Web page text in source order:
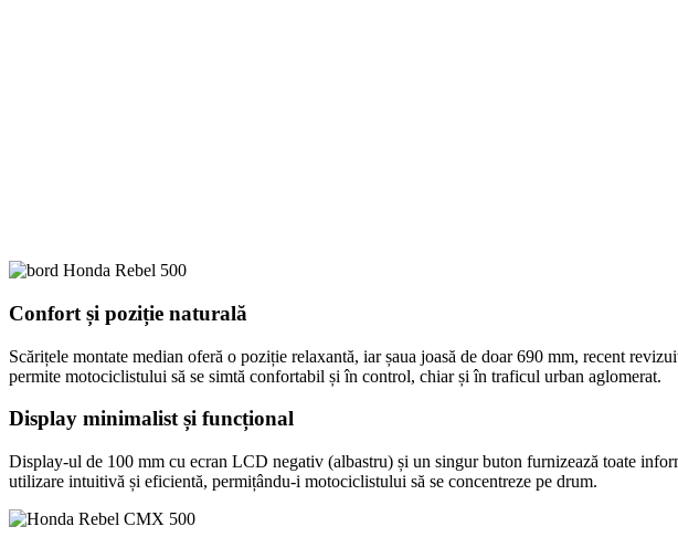
Confort și poziție naturală
Scărițele montate median oferă o poziție relaxantă, iar șaua joasă de doar 690 mm, recent
permite motociclistului să se simtă confortabil și în control, chiar și în traficul urban aglomerat.
Display minimalist și funcțional
Display-ul de 100 mm cu ecran LCD negativ (albastru) și un singur buton furnizează toate
utilizare intuitivă și eficientă, permițându-i motociclistului să se concentreze pe drum.